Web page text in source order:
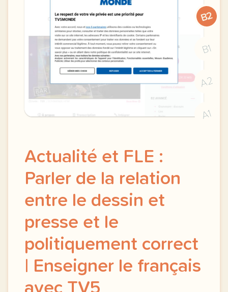
B2
B1
A2
A1
Actualité et FLE :
Parler de la relation
entre le dessin et
presse et le
politiquement correct
| Enseigner le français